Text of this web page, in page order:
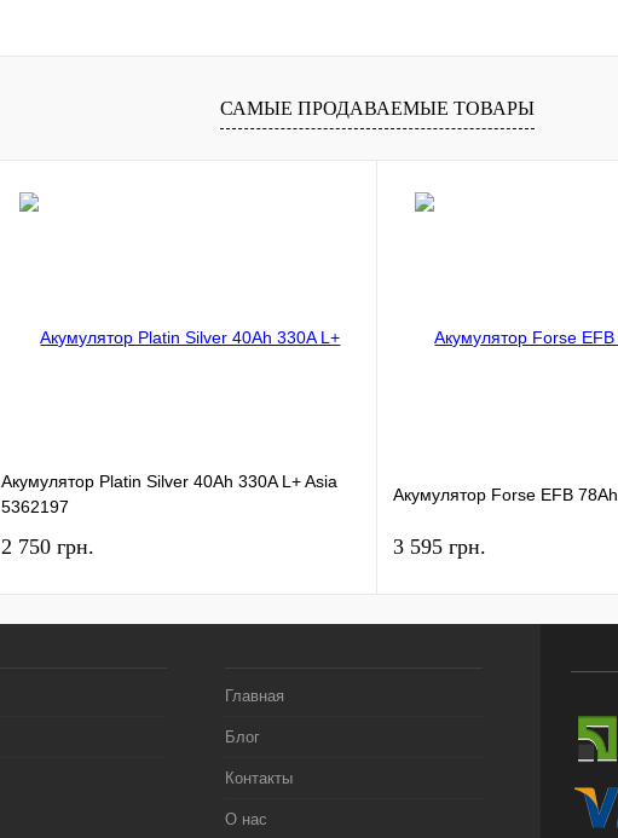
САМЫЕ ПРОДАВАЕМЫЕ ТОВАРЫ
Акумулятор Platin Silver 40Ah 330A L+ Asia
5362197
2 750 грн.
Акумулятор Forse EFB
3 595 грн.
Главная
Блог
Контакты
О нас